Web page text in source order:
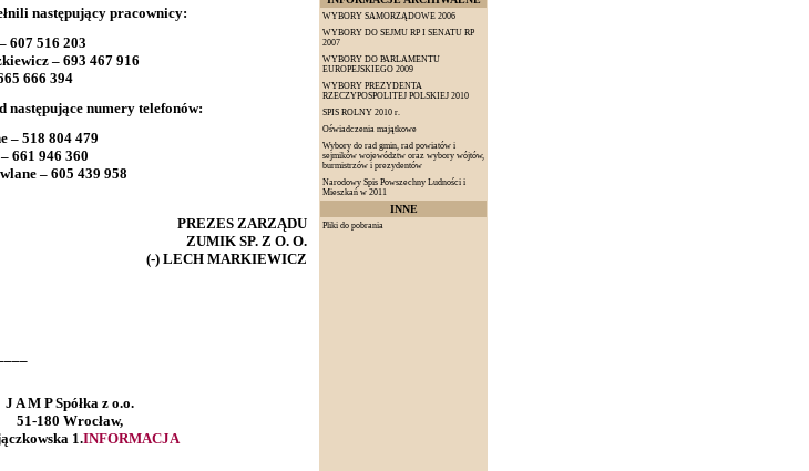
następujący pracownicy:
607 516 203
– 693 467 916
666 394
następujące numery telefonów:
– 518 804 479
661 946 360
– 605 439 958
PREZES ZARZĄDU
ZUMIK SP. Z O. O.
(-) LECH MARKIEWICZ
J A M P Spółka z o.o.
51-180 Wrocław,
1.INFORMACJA
WYBORY SAMORZĄDOWE 2006
WYBORY DO SEJMU RP I SENATU RP
2007
WYBORY DO PARLAMENTU
EUROPEJSKIEGO 2009
WYBORY PREZYDENTA
RZECZYPOSPOLITEJ POLSKIEJ 2010
SPIS ROLNY 2010 r.
Oświadczenia majątkowe
Wybory do rad gmin, rad powiatów i
sejmików województw oraz wybory wójtów,
burmistrzów i prezydentów
Narodowy Spis Powszechny Ludności i
Mieszkań w 2011
INNE
Pliki do pobrania